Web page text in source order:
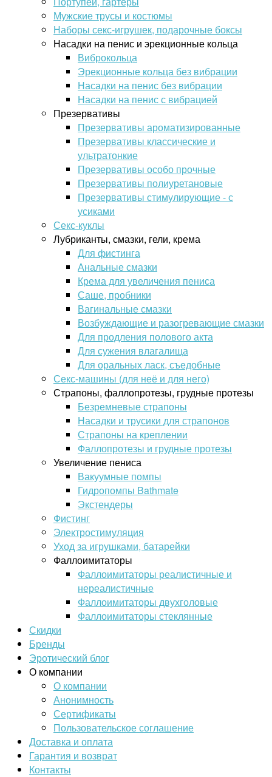
Мужские трусы и костюмы
Наборы секс-игрушек, подарочные боксы
Насадки на пенис и эрекционные кольца
Виброкольца
Эрекционные кольца без вибрации
Насадки на пенис без вибрации
Насадки на пенис с вибрацией
Презервативы
Презервативы ароматизированные
Презервативы классические и
ультратонкие
Презервативы особо прочные
Презервативы полиуретановые
Презервативы стимулирующие - с
усиками
Секс-куклы
Лубриканты, смазки, гели, крема
Для фистинга
Анальные смазки
Крема для увеличения пениса
Саше, пробники
Вагинальные смазки
Возбуждающие и разогревающие смазки
Для продления полового акта
Для сужения влагалища
Для оральных ласк, съедобные
Секс-машины (для неё и для него)
Страпоны, фаллопротезы, грудные протезы
Безремневые страпоны
Насадки и трусики для страпонов
Страпоны на креплении
Фаллопротезы и грудные протезы
Увеличение пениса
Вакуумные помпы
Гидропомпы Bathmate
Экстендеры
Фистинг
Электростимуляция
Уход за игрушками, батарейки
Фаллоимитаторы
Фаллоимитаторы реалистичные и
нереалистичные
Фаллоимитаторы двухголовые
Фаллоимитаторы стеклянные
Скидки
Бренды
Эротический блог
О компании
О компании
Анонимность
Сертификаты
Пользовательское соглашение
Доставка и оплата
Гарантия и возврат
Контакты